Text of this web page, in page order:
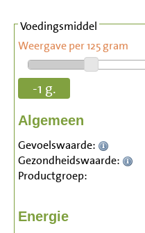
Voedingsmiddel
Weergave per 125 gram
-1 g.
Algemeen
Gevoelswaarde:
Gezondheidswaarde:
Productgroep:
Energie